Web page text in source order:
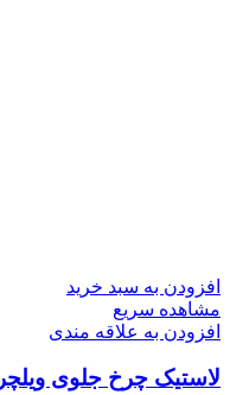
افزودن به سبد خرید
مشاهده سریع
افزودن به علاقه مندی
لاستیک چرخ جلوی ویلچر